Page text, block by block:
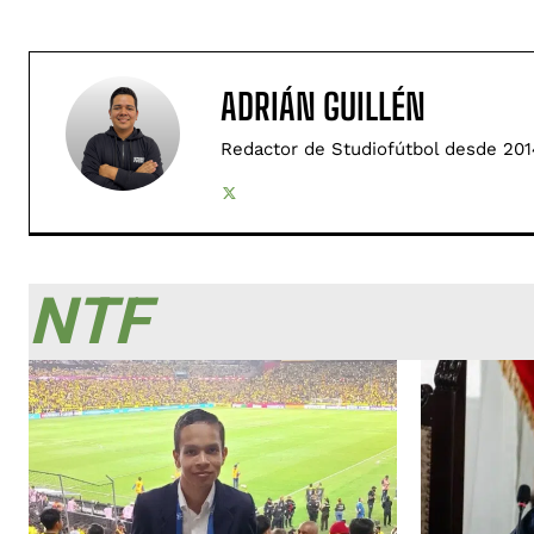
ADRIÁN GUILLÉN
Redactor de Studiofútbol desde
NTF